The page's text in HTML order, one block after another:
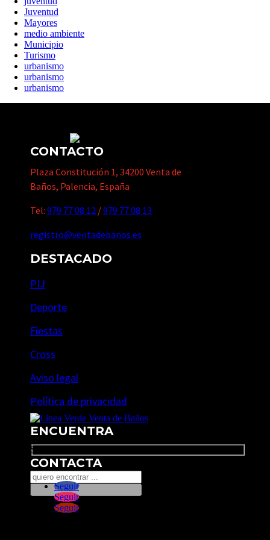
Juventud
Mayores
medio ambiente
Municipio
Turismo
urbanismo
urbanismo
urbanismo
CONTACTO
Plaza Constitución 1, 34200 Venta de
Baños, Palencia, España
Tel: 979 77 08 12 /979 77 08 13
registro@ventadebanos.es
DESTACADO
PIJ
Deporte
Fiestas
Cross
Aviso legal
Política de privacidad
ENCUENTRA
Search
CONTACTA
Seguir
Seguir
Seguir